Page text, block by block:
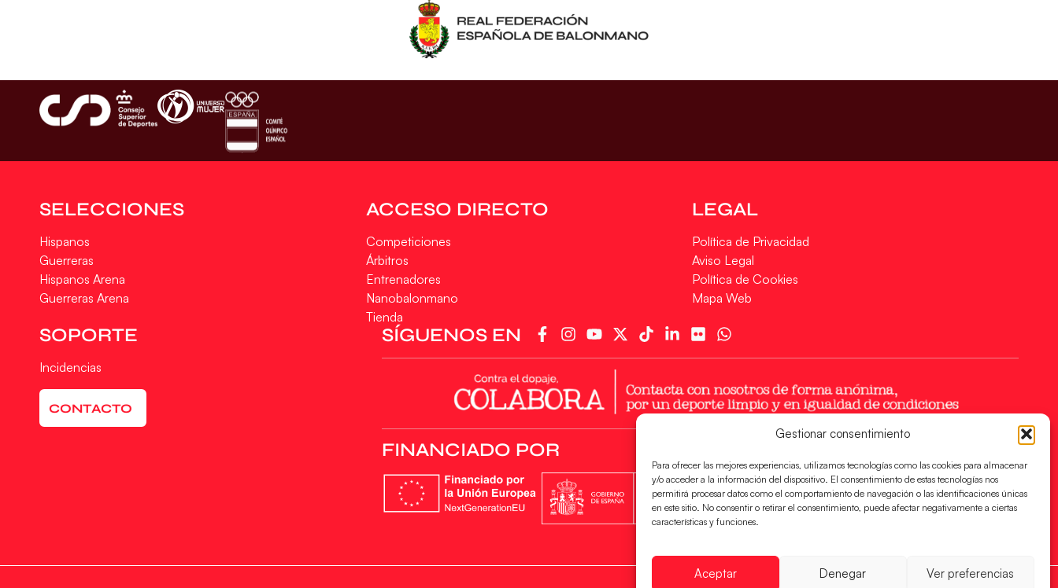
Gestionar consentimiento
Para ofrecer las mejores experiencias, utilizamos tecnologías como las cookies para almacenar
y/o acceder a la información del dispositivo. El consentimiento de estas tecnologías nos
permitirá procesar datos como el comportamiento de navegación o las identificaciones únicas
en este sitio. No consentir o retirar el consentimiento, puede afectar negativamente a ciertas
características y funciones.
Aceptar Denegar Ver preferencias
SELECCIONES
Hispanos
Guerreras
Hispanos Arena
Guerreras Arena
ACCESO DIRECTO
Competiciones
Árbitros
Entrenadores
Nanobalonmano
Tienda
LEGAL
Política de Privacidad
Aviso Legal
Política de Cookies
Mapa Web
SOPORTE
Incidencias
CONTACTO
SÍGUENOS EN
FINANCIADO POR